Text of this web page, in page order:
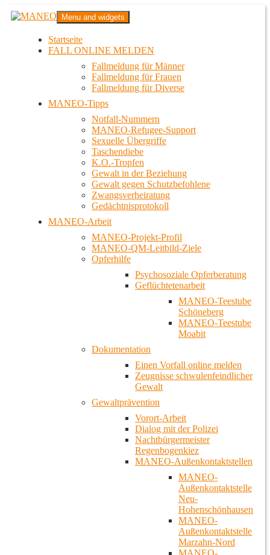
Zum
InhaltMANEO
Das schwule Anti-Gewalt-Projekt in Berlin
Menu and widgets
Startseite
FALL ONLINE MELDEN
Fallmeldung für Männer
Fallmeldung für Frauen
Fallmeldung für Diverse
MANEO-Tipps
Notfall-Nummern
MANEO-Refugee-Support
Sexuelle Übergriffe
Taschendiebe
K.O.-Tropfen
Gewalt in der Beziehung
Gewalt gegen Schutzbefohlene
Zwangsverheiratung
Gedächtnisprotokoll
MANEO-Arbeit
MANEO-Projekt-Profil
MANEO-QM-Leitbild-Ziele
Opferhilfe
Psychosoziale Opferberatung
Geflüchtetenarbeit
MANEO-Teestube
Schöneberg
MANEO-Teestube
Moabit
Dokumentation
Einen Vorfall online melden
Zeugnisse schwulenfeindlicher
Gewalt
Gewaltprävention
Vorort-Arbeit
Dialog mit der Polizei
Nachtbürgermeister
Regenbogenkiez
MANEO-Außenkontaktstellen
MANEO-
Außenkontaktstelle
Neu-
Hohenschönhausen
MANEO-
Außenkontaktstelle
Marzahn-Nord
MANEO-